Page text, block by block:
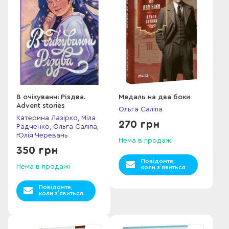
В очікуванні Різдва.
Advent stories
Катерина Лазірко, Міла
Радченко, Ольга Саліпа,
Юлія Черевань
350 грн
Нема в продажі
Повідомте,
коли з`явиться
Медаль на два боки
Ольга Саліпа
270 грн
Нема в продажі
Повідомте,
коли з`явиться